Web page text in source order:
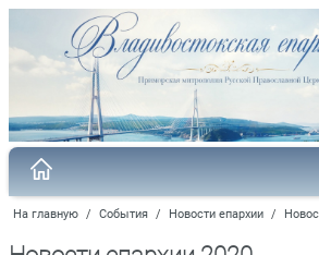
На главную / События / Новости епархии /